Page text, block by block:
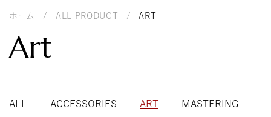
レ
コ
ド
が
ホーム / ALL PRODUCT / ART
Art
ALL ACCESSORIES ART MASTERING